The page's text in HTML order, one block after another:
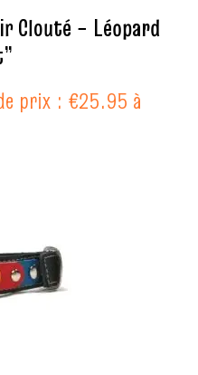
Clouté – Léopard
prix : €25.95 à